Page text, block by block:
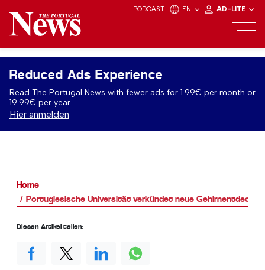
PODCAST EN AD-LITE
Reduced Ads Experience
Read The Portugal News with fewer ads for 1.99€ per month or
19.99€ per year.
Hier anmelden
Home
Portugiesische Universität verkündet neue
Diesen Artikel teilen: